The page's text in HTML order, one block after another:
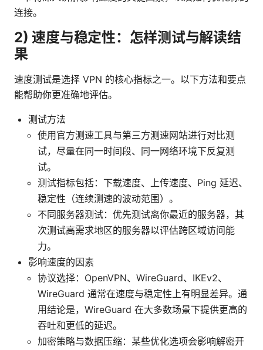
连接。
2) 速度与稳定性：怎样测试与解读结
果
速度测试是选择 VPN 的核心指标之一。以下方法和要点
能帮助你更准确地评估。
测试方法
使用官方测速工具与第三方测速网站进行对比测
试，尽量在同一时间段、同一网络环境下反复测
试。
测试指标包括：下载速度、上传速度、Ping 延迟、
稳定性（连续测速的波动范围）。
不同服务器测试：优先测试离你最近的服务器，其
次测试高需求地区的服务器以评估跨区域访问能
力。
影响速度的因素
协议选择：OpenVPN、WireGuard、IKEv2、
WireGuard 通常在速度与稳定性上有明显差异。通
用结论是，WireGuard 在大多数场景下提供更高的
吞吐和更低的延迟。
加密策略与数据压缩：某些优化选项会影响解密开